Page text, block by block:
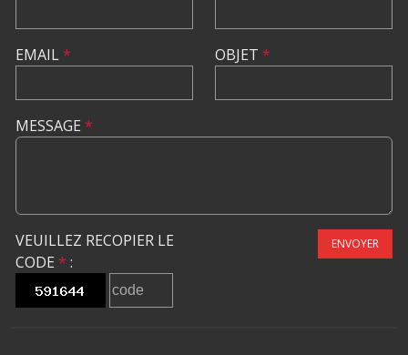
EMAIL* OBJET *
MESSAGE *
VEUILLEZ RECOPIER LE
CODE * :
ENVOYER